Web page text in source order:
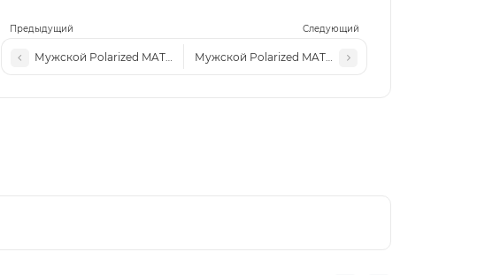
Предыдущий Следующий
Мужской Polarized MATLRXS PA1507 с1Мужской Polarized MATLRXS PA1511 с5